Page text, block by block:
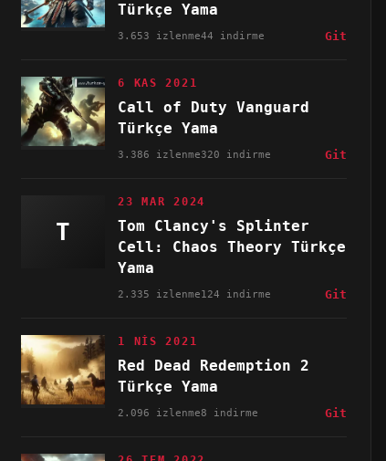
Türkçe Yama
3.653 izlenme44 indirme Git
6 KAS 2021
Call of Duty Vanguard
Türkçe Yama
3.386 izlenme320 indirme Git
T
23 MAR 2024
Tom Clancy's Splinter
Cell: Chaos Theory Türkçe
Yama
2.335 izlenme124 indirme Git
1 NIS 2021
Red Dead Redemption 2
Türkçe Yama
2.096 izlenme8 indirme Git